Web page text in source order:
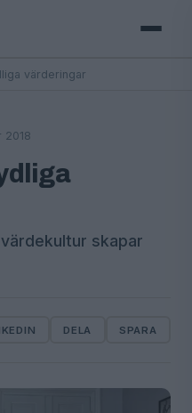
värderingar
2018
skapar
DELA SPARA